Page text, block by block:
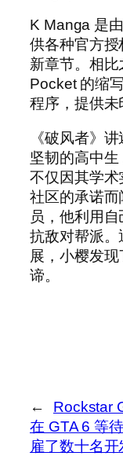
K Manga 是
供各种官方
新章节。相
Pocket 的缩
程序，提供未
《破风者》
坚韧的高中
不仅因其学
社区的承诺
员，他利用
抗敌对帮派
展，小樱发
谛。
←
Rockstar
在 GTA 6 等
雇了数十名开